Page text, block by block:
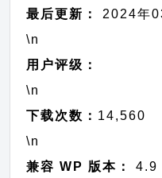
最后更新：
2024年
\n
用户评级：
\n
下载次数： 14,560
\n
兼容 WP 版本：
4.9